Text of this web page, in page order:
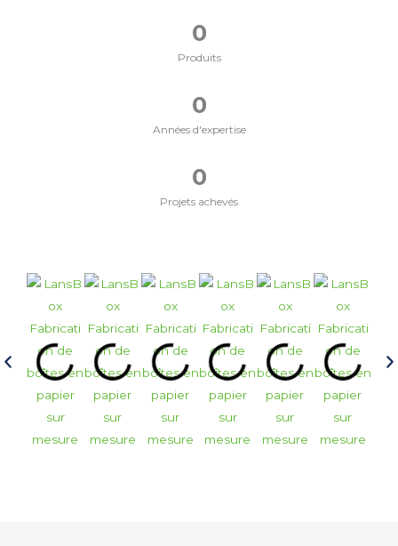
Produits
0
Années d'expertise
0
Projets achevés
0